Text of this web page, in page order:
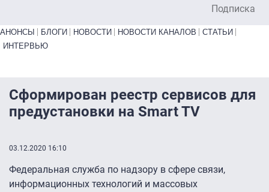
Подписка
Primary links bottom
АНОНСЫ БЛОГИ НОВОСТИ НОВОСТИ КАНАЛОВ
СТАТЬИ
ИНТЕРВЬЮ
Сформирован реестр сервисов для
предустановки на Smart TV
03.12.2020 16:10
Федеральная служба по надзору в сфере связи,
информационных технологий и массовых